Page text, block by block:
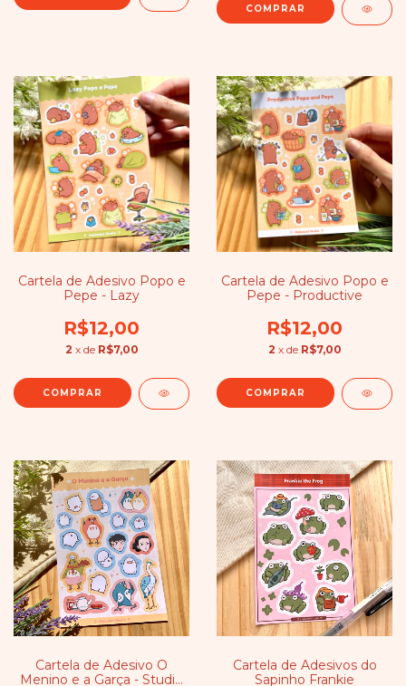
Cartela de Adesivo Popo e
Pepe - Lazy
R$12,00
2 x de R$7,00
Cartela de Adesivo Popo e
Pepe - Productive
R$12,00
2 x de R$7,00
Cartela de Adesivo O
Menino e a Garça - Studio
Cartela de Adesivos do
Sapinho Frankie